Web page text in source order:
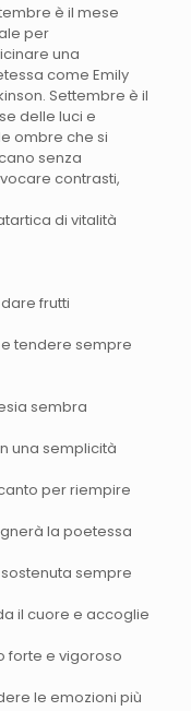
è il mese
per
una
come Emily
Settembre è il
delle luci e
ombre che si
senza
contrasti,
di vitalità
frutti
tendere sempre
sembra
una semplicità
per riempire
la poetessa
sempre
il cuore e accoglie
forte e vigoroso
le emozioni più